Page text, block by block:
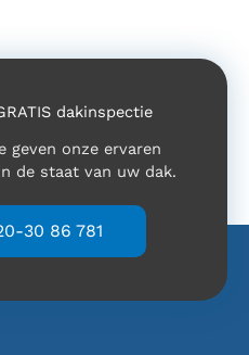
dakinspectie
geven onze ervaren
de staat van uw dak.
30 86 781